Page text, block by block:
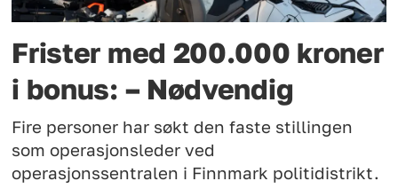
Frister med 200.000 kroner
i bonus: – Nødvendig
Fire personer har søkt den faste stillingen
som operasjonsleder ved
operasjonssentralen i Finnmark politidistrikt.